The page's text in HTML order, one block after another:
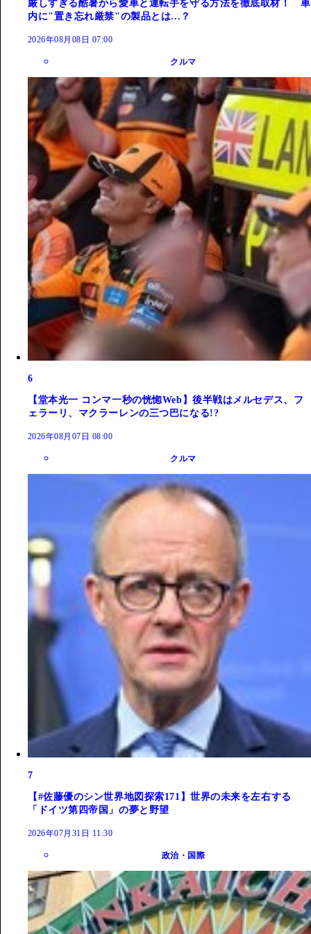
厳しすぎる酷暑から愛車と運転手を守る方法を徹底取材！ 車
内に"置き忘れ厳禁"の製品とは...？
2026年08月08日 07:00
クルマ
6
【堂本光一 コンマ一秒の恍惚Web】後半戦はメルセデス、フ
ェラーリ、マクラーレンの三つ巴になる!?
2026年08月07日 08:00
クルマ
7
【#佐藤優のシン世界地図探索171】世界の未来を左右する
「ドイツ第四帝国」の夢と野望
2026年07月31日 11:30
政治・国際